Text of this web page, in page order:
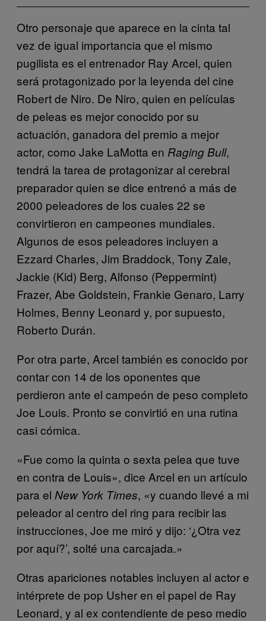
Otro personaje que aparece en la cinta tal
vez de igual importancia que el mismo
pugilista es el entrenador Ray Arcel, quien
será protagonizado por la leyenda del cine
Robert de Niro. De Niro, quien en películas
de peleas es mejor conocido por su
actuación, ganadora del premio a mejor
actor, como Jake LaMotta en Raging Bull,
tendrá la tarea de protagonizar al cerebral
preparador quien se dice entrenó a más de
2000 peleadores de los cuales 22 se
convirtieron en campeones mundiales.
Algunos de esos peleadores incluyen a
Ezzard Charles, Jim Braddock, Tony Zale,
Jackie (Kid) Berg, Alfonso (Peppermint)
Frazer, Abe Goldstein, Frankie Genaro, Larry
Holmes, Benny Leonard y, por supuesto,
Roberto Durán.
Por otra parte, Arcel también es conocido por
contar con 14 de los oponentes que
perdieron ante el campeón de peso completo
Joe Louis. Pronto se convirtió en una rutina
casi cómica.
«Fue como la quinta o sexta pelea que tuve
en contra de Louis», dice Arcel en un artículo
para el New York Times, «y cuando llevé a mi
peleador al centro del ring para recibir las
instrucciones, Joe me miró y dijo: ‘¿Otra vez
por aquí?’, solté una carcajada.»
Otras apariciones notables incluyen al actor e
intérprete de pop Usher en el papel de Ray
Leonard, y al ex contendiente de peso medio